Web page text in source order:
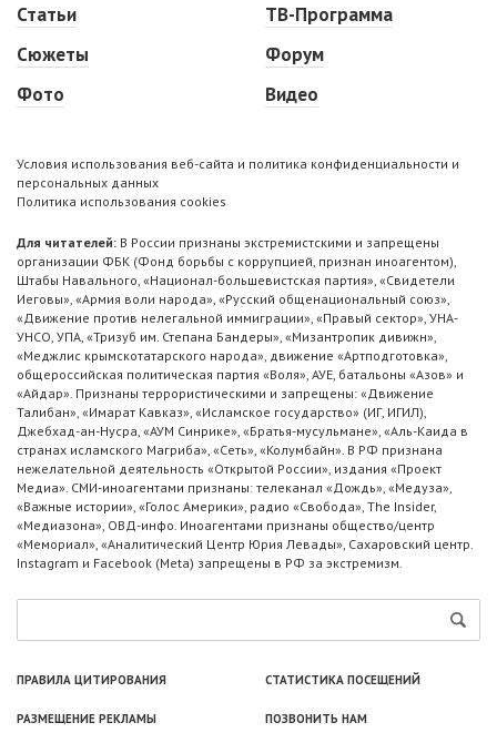
Статьи
Сюжеты
Фото
ТВ-Программа
Форум
Видео
Условия использования веб-сайта и политика конфиденциальности и
персональных данных
Политика использования cookies
Для читателей: В России признаны экстремистскими и запрещены
организации ФБК (Фонд борьбы с коррупцией, признан иноагентом),
Штабы Навального, «Национал-большевистская партия», «Свидетели
Иеговы», «Армия воли народа», «Русский общенациональный союз»,
«Движение против нелегальной иммиграции», «Правый сектор», УНА-
УНСО, УПА, «Тризуб им. Степана Бандеры», «Мизантропик дивижн»,
«Меджлис крымскотатарского народа», движение «Артподготовка»,
общероссийская политическая партия «Воля», АУЕ, батальоны «Азов» и
«Айдар». Признаны террористическими и запрещены: «Движение
Талибан», «Имарат Кавказ», «Исламское государство» (ИГ, ИГИЛ),
Джебхад-ан-Нусра, «АУМ Синрике», «Братья-мусульмане», «Аль-Каида в
странах исламского Магриба», «Сеть», «Колумбайн». В РФ признана
нежелательной деятельность «Открытой России», издания «Проект
Медиа». СМИ-иноагентами признаны: телеканал «Дождь», «Медуза»,
«Важные истории», «Голос Америки», радио «Свобода», The Insider,
«Медиазона», ОВД-инфо. Иноагентами признаны общество/центр
«Мемориал», «Аналитический Центр Юрия Левады», Сахаровский центр.
Instagram и Facebook (Metа) запрещены в РФ за экстремизм.
ПРАВИЛА ЦИТИРОВАНИЯ СТАТИСТИКА ПОСЕЩЕНИЙ
РАЗМЕЩЕНИЕ РЕКЛАМЫ ПОЗВОНИТЬ НАМ